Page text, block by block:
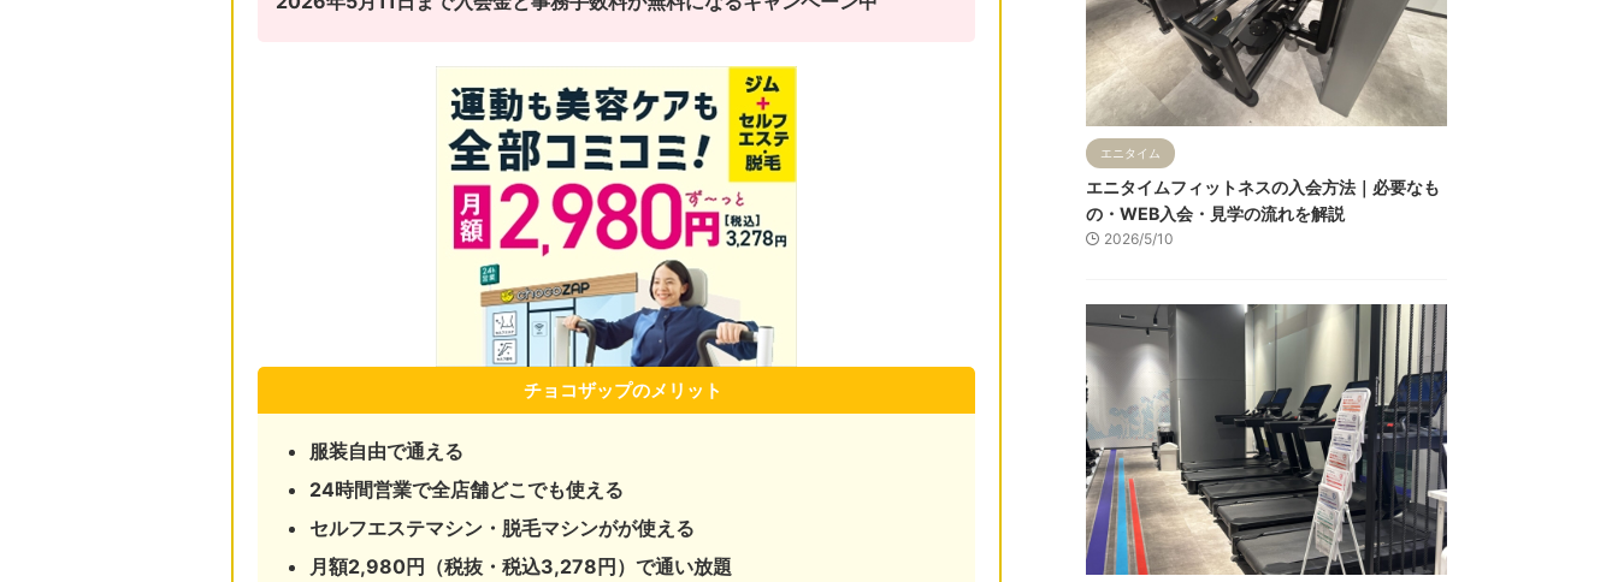
チョコザップのメリット
服装自由で通える
24時間営業で全店舗どこでも使える
セルフエステマシン・脱毛マシンがが使える
月額2,980円（税抜・税込3,278円）で通い放題
エニタイム
エニタイムフィットネスの入会方法｜必要なも
の・WEB入会・見学の流れを解説
2026/5/10